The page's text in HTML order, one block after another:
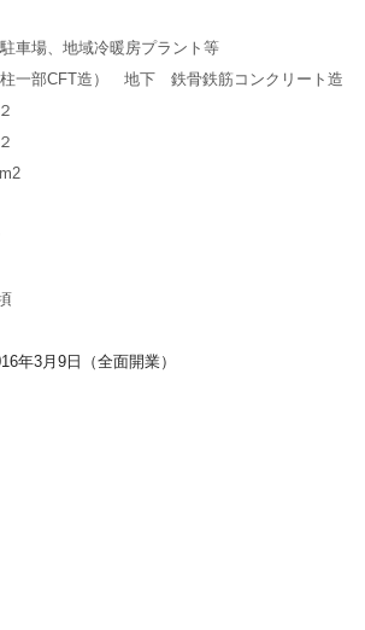
車場、地域冷暖房プラント等
一部CFT造） 地下 鉄骨鉄筋コンクリート造
年3月 9 日（全面開業）